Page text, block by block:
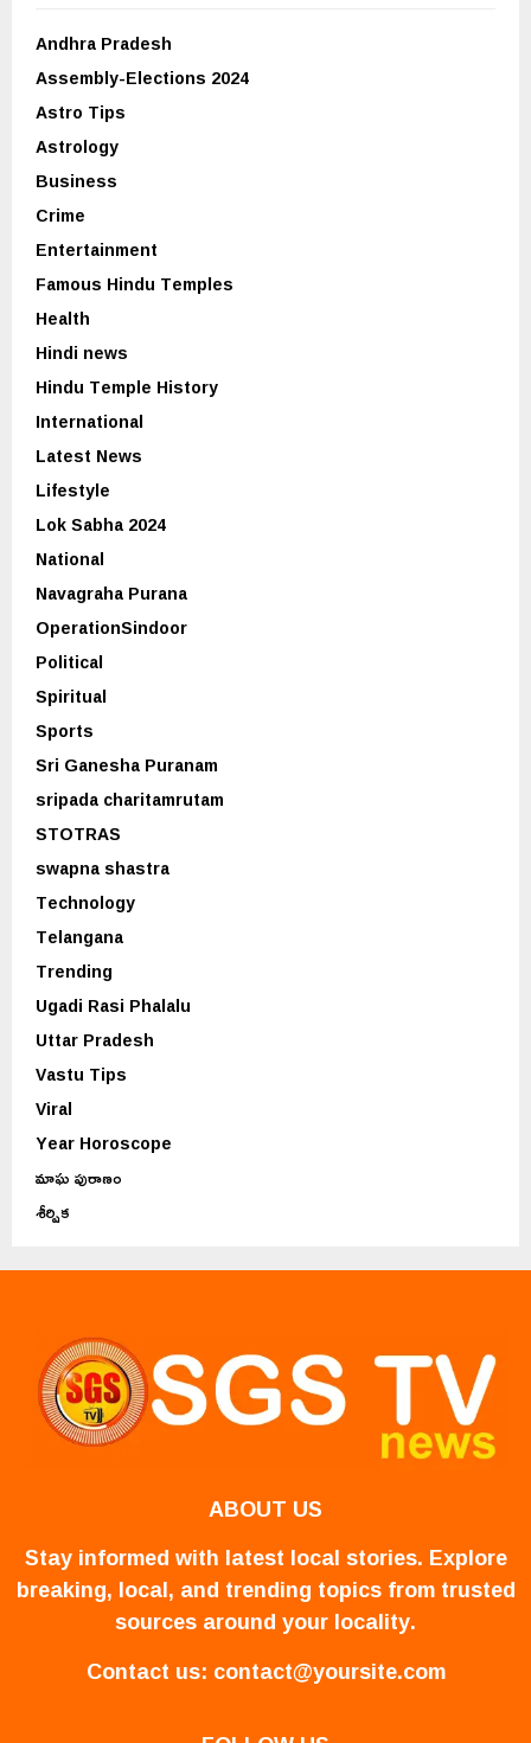
Andhra Pradesh
Assembly-Elections 2024
Astro Tips
Astrology
Business
Crime
Entertainment
Famous Hindu Temples
Health
Hindi news
Hindu Temple History
International
Latest News
Lifestyle
Lok Sabha 2024
National
Navagraha Purana
OperationSindoor
Political
Spiritual
Sports
Sri Ganesha Puranam
sripada charitamrutam
STOTRAS
swapna shastra
Technology
Telangana
Trending
Ugadi Rasi Phalalu
Uttar Pradesh
Vastu Tips
Viral
Year Horoscope
మాఘ పురాణం
శీర్షిక
ABOUT US
Stay informed with latest local stories. Explore
breaking, local, and trending topics from trusted
sources around your locality.
Contact us: contact@yoursite.com